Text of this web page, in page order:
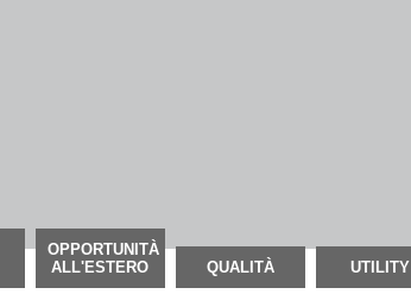
OPPORTUNITÀ
ALL'ESTERO
QUALITÀ UTILITY